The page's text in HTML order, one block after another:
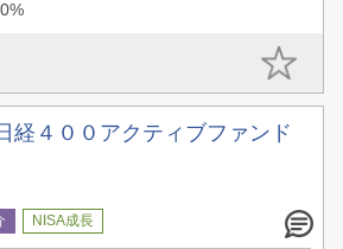
経４００アクティブファンド